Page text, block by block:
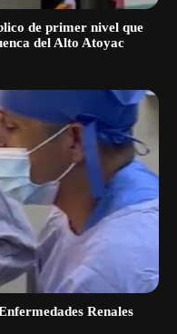
de primer nivel que
del Alto Atoyac
Renales